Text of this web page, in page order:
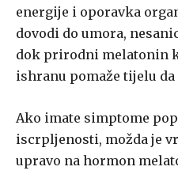
energije i oporavka
dovodi do umora,
dok prirodni melatonin
ishranu pomaže tijelu
Ako imate simptome
iscrpljenosti, možda je
upravo na hormon